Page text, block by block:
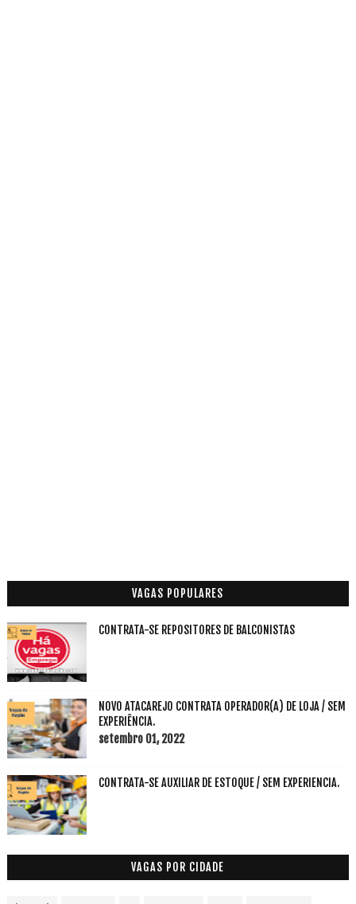
VAGAS POPULARES
CONTRATA-SE REPOSITORES DE BALCONISTAS
NOVO ATACAREJO CONTRATA OPERADOR(A) DE LOJA / SEM
EXPERIÊNCIA.
setembro 01, 2022
CONTRATA-SE AUXILIAR DE ESTOQUE / SEM EXPERIENCIA.
VAGAS POR CIDADE